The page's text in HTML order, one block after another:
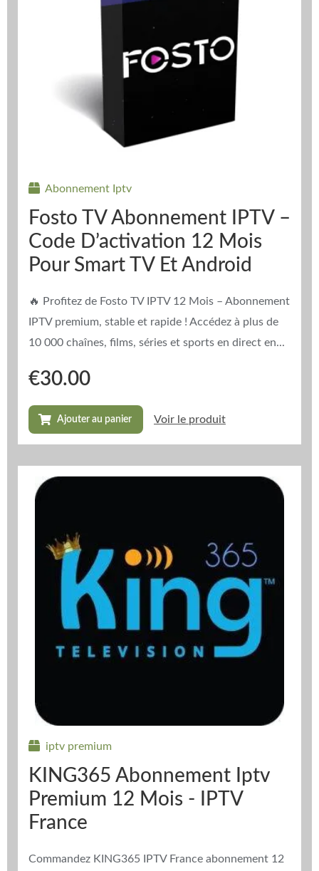
Abonnement Iptv
Fosto TV Abonnement IPTV –
Code D’activation 12 Mois
Pour Smart TV Et Android
🔥 Profitez de Fosto TV IPTV 12 Mois – Abonnement
IPTV premium, stable et rapide ! Accédez à plus de
10 000 chaînes, films, séries et sports en direct en...
€30.00
Ajouter au panier Voir le produit
iptv premium
KING365 Abonnement Iptv
Premium 12 Mois - IPTV
France
Commandez KING365 IPTV France abonnement 12